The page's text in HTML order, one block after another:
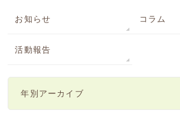
お知らせ コラム
活動報告
年別アーカイブ